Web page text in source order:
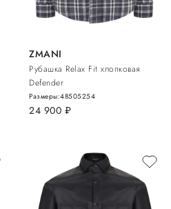
ZMANI
Рубашка Relax Fit хлопковая
Defender
24 900 руб.
Размеры:48505254